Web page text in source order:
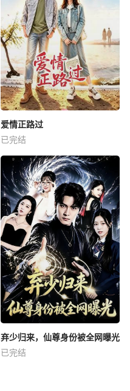
爱情正路过
已完结
弃少归来，仙尊身份被全网曝光
已完结